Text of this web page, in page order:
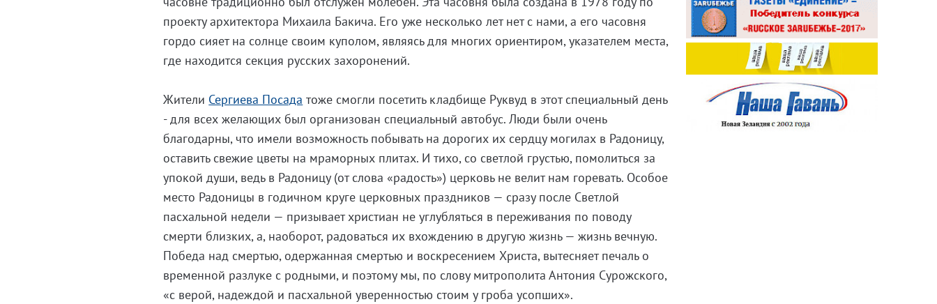
проекту архитектора Михаила Бакича. Его уже несколько лет нет с нами, а его часовня
гордо сияет на солнце своим куполом, являясь для многих ориентиром, указателем места,
где находится секция русских захоронений.
Жители Сергиева Посада тоже смогли посетить кладбище Руквуд в этот специальный день
- для всех желающих был организован специальный автобус. Люди были очень
благодарны, что имели возможность побывать на дорогих их сердцу могилах в Радоницу,
оставить свежие цветы на мраморных плитах. И тихо, со светлой грустью, помолиться за
упокой души, ведь в Радоницу (от слова «радость») церковь не велит нам горевать. Особое
место Радоницы в годичном круге церковных праздников — сразу после Светлой
пасхальной недели — призывает христиан не углубляться в переживания по поводу
смерти близких, а, наоборот, радоваться их вхождению в другую жизнь — жизнь вечную.
Победа над смертью, одержанная смертью и воскресением Христа, вытесняет печаль о
временной разлуке с родными, и поэтому мы, по слову митрополита Антония Сурожского,
«с верой, надеждой и пасхальной уверенностью стоим у гроба усопших».